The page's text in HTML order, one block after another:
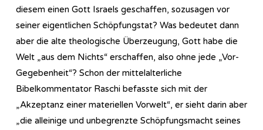
diesem einen Gott Israels geschaffen, sozusagen vor
seiner eigentlichen Schöpfungstat? Was bedeutet dann
aber die alte theologische Überzeugung, Gott habe die
Welt „aus dem Nichts“ erschaffen, also ohne jede „Vor-
Gegebenheit“? Schon der mittelalterliche
Bibelkommentator Raschi befasste sich mit der
„Akzeptanz einer materiellen Vorwelt“, er sieht darin aber
„die alleinige und unbegrenzte Schöpfungsmacht seines